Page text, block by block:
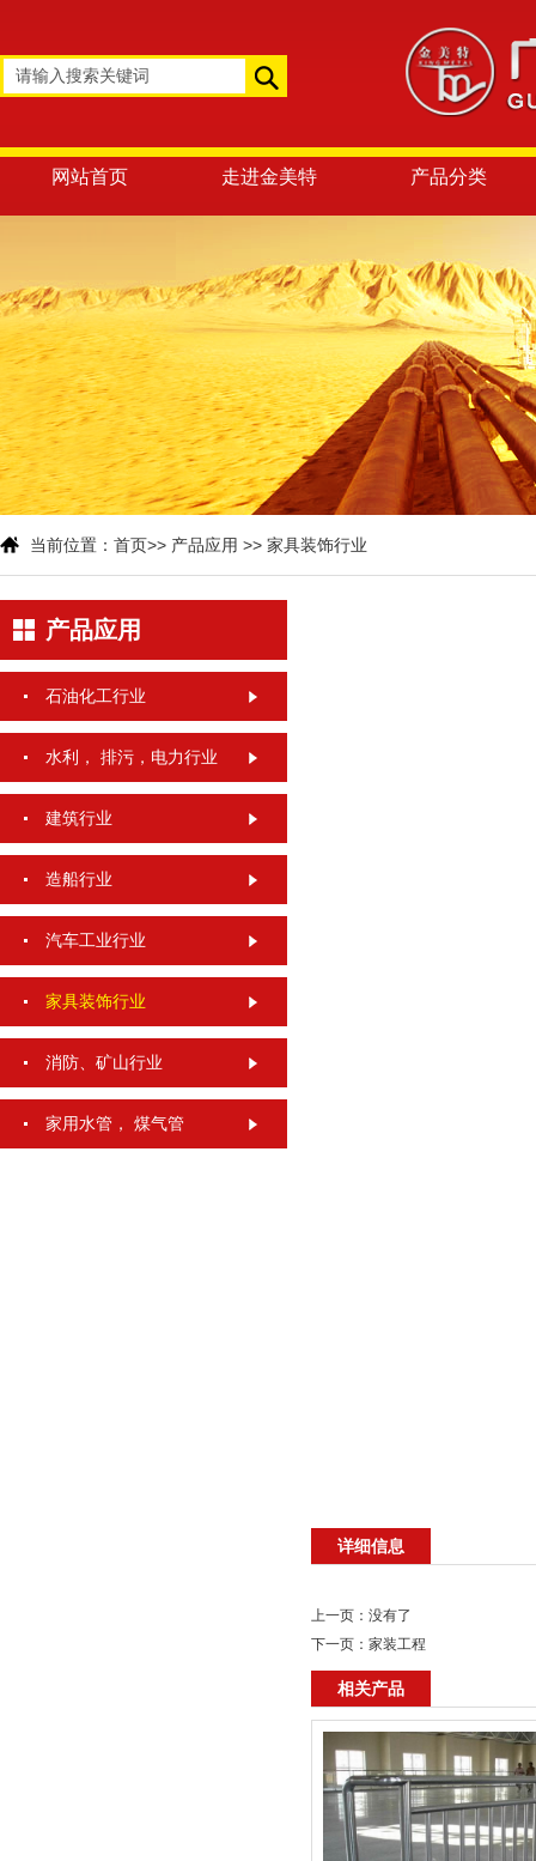
网站首页 走进金美特 产品分类
当前位置： 首页>> 产品应用 >> 家具装饰行业
产品应用
石油化工行业
水利， 排污，电力行业
建筑行业
造船行业
汽车工业行业
家具装饰行业
消防、矿山行业
家用水管， 煤气管
详细信息
上一页：没有了
下一页： 家装工程
相关产品